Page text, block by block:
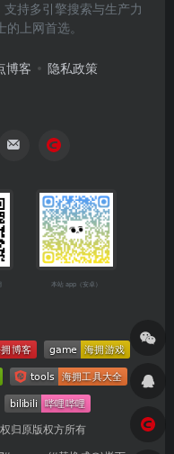
持多引擎搜索与生产力
上网首选。
博客 隐私政策
本站 app（安卓）
归原版权方所有